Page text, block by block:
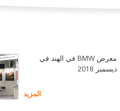
معرض BMW في الهند في
ديسمبر 2018
المزيد